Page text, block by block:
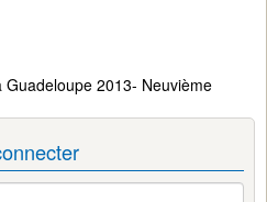
2013- Neuvième